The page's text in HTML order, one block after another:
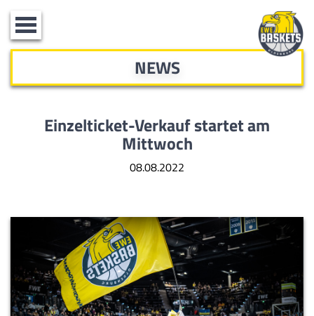
Toggle
navigation
NEWS
Einzelticket-Verkauf startet am
Mittwoch
08.08.2022